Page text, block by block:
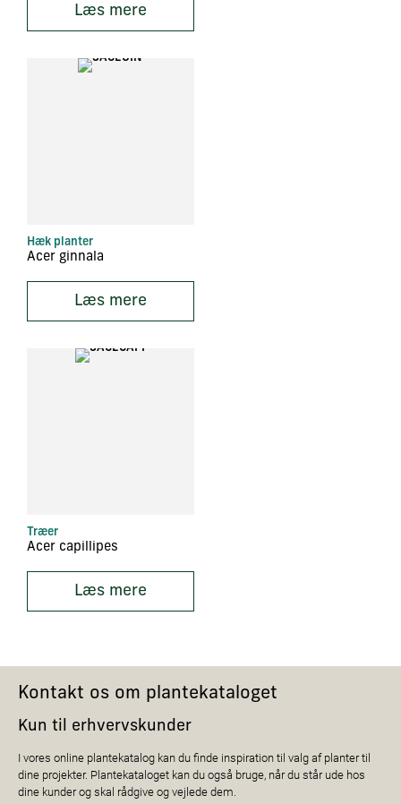
Læs mere
Hæk planter
Acer ginnala
Læs mere
Træer
Acer capillipes
Læs mere
Kontakt os om plantekataloget
Kun til erhvervskunder
I vores online plantekatalog kan du finde inspiration til valg af planter til
dine projekter. Plantekataloget kan du også bruge, når du står ude hos
dine kunder og skal rådgive og vejlede dem.